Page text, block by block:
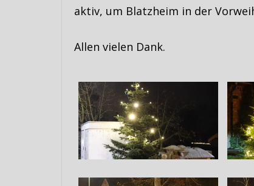
aktiv, um Blatzheim in der
Allen vielen Dank.